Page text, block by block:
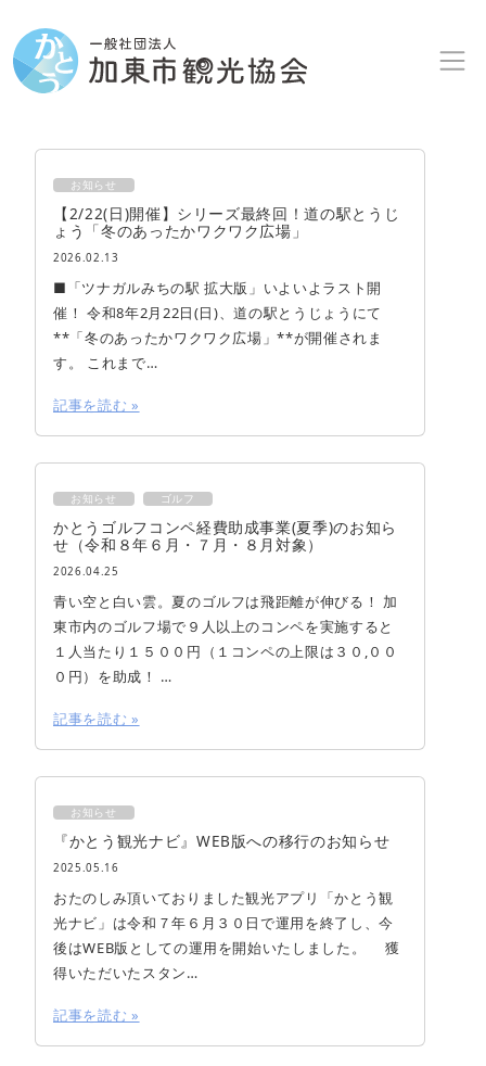
お知らせ
【2/22(日)開催】シリーズ最終回！道の駅とうじ
ょう「冬のあったかワクワク広場」
2026.02.13
■「ツナガルみちの駅 拡大版」いよいよラスト開
催！ 令和8年2月22日(日)、道の駅とうじょうにて
**「冬のあったかワクワク広場」**が開催されま
す。 これまで…
記事を読む »
お知らせ ゴルフ
かとうゴルフコンペ経費助成事業(夏季)のお知ら
せ（令和８年６月・７月・８月対象）
2026.04.25
青い空と白い雲。夏のゴルフは飛距離が伸びる！ 加
東市内のゴルフ場で９人以上のコンペを実施すると
１人当たり１５００円（１コンペの上限は３０,００
０円）を助成！ …
記事を読む »
お知らせ
『かとう観光ナビ』WEB版への移行のお知らせ
2025.05.16
おたのしみ頂いておりました観光アプリ「かとう観
光ナビ」は令和７年６月３０日で運用を終了し、今
後はWEB版としての運用を開始いたしました。 獲
得いただいたスタン…
記事を読む »